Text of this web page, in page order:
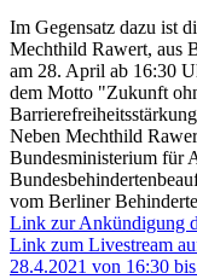
Im Gegensatz dazu ist
Mechthild Rawert, aus
am 28. April ab 16:30
dem Motto "Zukunft
Neben Mechthild
Bundesministerium für
vom Berliner
Link zur Ankündigung
Link zum Livestream
28.4.2021 von 16:30